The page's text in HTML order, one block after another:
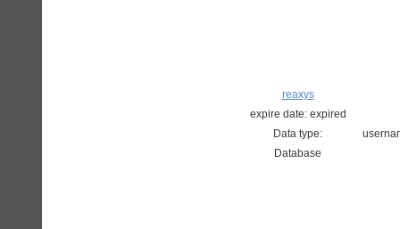
reaxys
expire date: expired
Data type:
Database